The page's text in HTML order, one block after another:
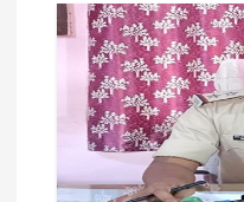
g
a
t